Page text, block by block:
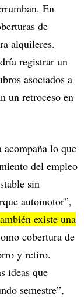
En
de
alquileres.
registrar un
asociados a
un retroceso en
acompaña lo que
del empleo
sin
automotor”,
existe una
cobertura de
y retiro.
ideas que
semestre”,